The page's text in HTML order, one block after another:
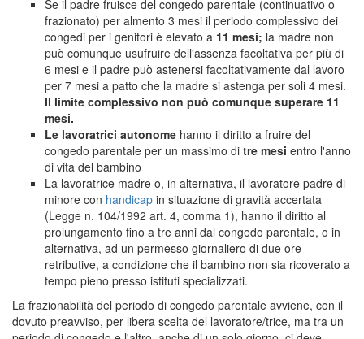
Se il padre fruisce del congedo parentale (continuativo o
frazionato) per almento 3 mesi il periodo complessivo dei
congedi per i genitori è elevato a 11 mesi; la madre non
può comunque usufruire dell'assenza facoltativa per più di
6 mesi e il padre può astenersi facoltativamente dal lavoro
per 7 mesi a patto che la madre si astenga per soli 4 mesi.
Il limite complessivo non può comunque superare 11
mesi.
Le lavoratrici autonome hanno il diritto a fruire del
congedo parentale per un massimo di tre mesi entro l'anno
di vita del bambino
La lavoratrice madre o, in alternativa, il lavoratore padre di
minore con handicap in situazione di gravità accertata
(Legge n. 104/1992 art. 4, comma 1), hanno il diritto al
prolungamento fino a tre anni dal congedo parentale, o in
alternativa, ad un permesso giornaliero di due ore
retributive, a condizione che il bambino non sia ricoverato a
tempo pieno presso istituti specializzati.
La frazionabilità del periodo di congedo parentale avviene, con il
dovuto preavviso, per libera scelta del lavoratore/trice, ma tra un